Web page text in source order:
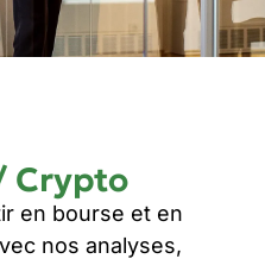
Crypto
en bourse et en
nos analyses,